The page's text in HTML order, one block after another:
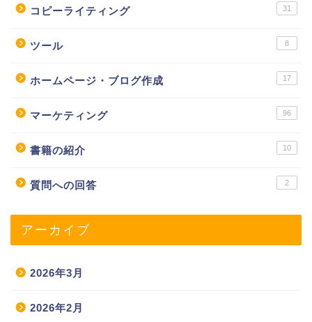
コピーライティング 31
ツール 8
ホームページ・ブログ作成 17
マーケティング 96
書籍の紹介 10
質問への回答 2
アーカイブ
2026年3月
2026年2月